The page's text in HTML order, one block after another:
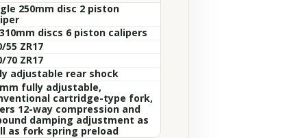
250mm disc 2 piston
discs 6 piston calipers
55 ZR17
70 ZR17
adjustable rear shock
fully adjustable,
cartridge-type fork,
12-way compression and
damping adjustment as
as fork spring preload